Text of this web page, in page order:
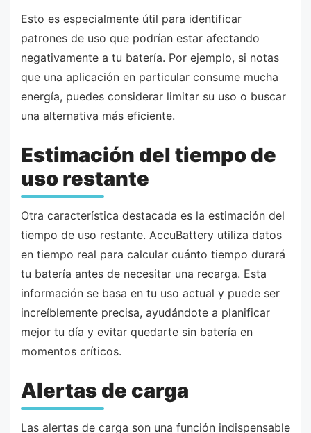
Esto es especialmente útil para identificar
patrones de uso que podrían estar afectando
negativamente a tu batería. Por ejemplo, si notas
que una aplicación en particular consume mucha
energía, puedes considerar limitar su uso o buscar
una alternativa más eficiente.
Estimación del tiempo de
uso restante
Otra característica destacada es la estimación del
tiempo de uso restante. AccuBattery utiliza datos
en tiempo real para calcular cuánto tiempo durará
tu batería antes de necesitar una recarga. Esta
información se basa en tu uso actual y puede ser
increíblemente precisa, ayudándote a planificar
mejor tu día y evitar quedarte sin batería en
momentos críticos.
Alertas de carga
Las alertas de carga son una función indispensable